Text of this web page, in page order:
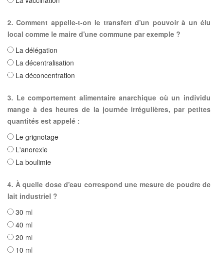
2. Comment appelle-t-on le transfert d'un pouvoir à un élu
local comme le maire d'une commune par exemple ?
La délégation
La décentralisation
La déconcentration
3. Le comportement alimentaire anarchique où un individu
mange à des heures de la journée irrégulières, par petites
quantités est appelé :
Le grignotage
L'anorexie
La boulimie
4. À quelle dose d'eau correspond une mesure de poudre de
lait industriel ?
30 ml
40 ml
20 ml
10 ml